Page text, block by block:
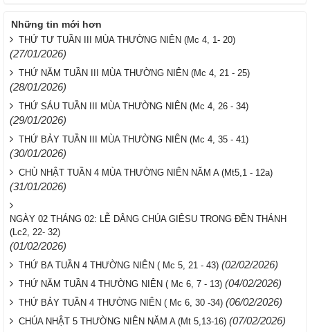
Những tin mới hơn
THỨ TƯ TUẦN III MÙA THƯỜNG NIÊN (Mc 4, 1- 20)
(27/01/2026)
THỨ NĂM TUẦN III MÙA THƯỜNG NIÊN (Mc 4, 21 - 25)
(28/01/2026)
THỨ SÁU TUẦN III MÙA THƯỜNG NIÊN (Mc 4, 26 - 34)
(29/01/2026)
THỨ BẢY TUẦN III MÙA THƯỜNG NIÊN (Mc 4, 35 - 41)
(30/01/2026)
CHỦ NHẬT TUẦN 4 MÙA THƯỜNG NIÊN NĂM A (Mt5,1 - 12a)
(31/01/2026)
NGÀY 02 THÁNG 02: LỄ DÂNG CHÚA GIÊSU TRONG ĐỀN THÁNH
(Lc2, 22- 32)
(01/02/2026)
THỨ BA TUẦN 4 THƯỜNG NIÊN ( Mc 5, 21 - 43) (02/02/2026)
THỨ NĂM TUẦN 4 THƯỜNG NIÊN ( Mc 6, 7 - 13) (04/02/2026)
THỨ BẢY TUẦN 4 THƯỜNG NIÊN ( Mc 6, 30 -34) (06/02/2026)
CHÚA NHẬT 5 THƯỜNG NIÊN NĂM A (Mt 5,13-16) (07/02/2026)